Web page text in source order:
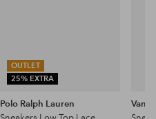
OUTLET
25% EXTRA
Polo Ralph Lauren
Vans